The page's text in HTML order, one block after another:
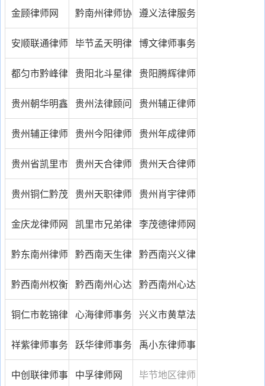
事务所 事务所 会
金顾律师网 黔南州律师协
会网
遵义法律服务
网
安顺联通律师
事务所
毕节孟天明律
师网
博文律师事务
所
都匀市黔峰律
师事务所
贵阳北斗星律
师事务所
贵阳腾辉律师
事务所
贵州朝华明鑫
律师事务所
贵州法律顾问
网
贵州辅正律师
事务所
贵州辅正律师
事务所
贵州今阳律师
事务所
贵州年成律师
事务所黄登宽
律师
贵州省凯里市
洲联合律师事
务所
贵州天合律师
事务所
贵州天合律师
事务所
贵州铜仁黔茂
会计师事务所
贵州天职律师
事务所
贵州肖宇律师
网
金庆龙律师网 凯里市兄弟律
师事务所
李茂德律师网
黔东南州律师
协会
黔西南天生律
师事务所
黔西南兴义律
师李明富律师
黔西南州权衡
律师事务所
黔西南州心达
律师事务所
黔西南州心达
律师事务所
铜仁市乾锦律
师事务所
心海律师事务
所六盘水分所
兴义市黄草法
律服务所
祥紫律师事务
所
跃华律师事务
所
禹小东律师事
务所
中创联律师事 中孚律师网 毕节地区律师